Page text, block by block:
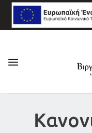
Skip
content